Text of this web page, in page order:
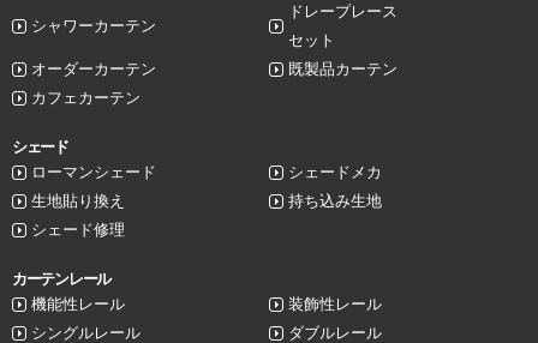
シャワーカーテン
ドレープレース
セット
オーダーカーテン
既製品カーテン
カフェカーテン
シェード
ローマンシェード
シェードメカ
生地貼り換え
持ち込み生地
シェード修理
カーテンレール
機能性レール
装飾性レール
シングルレール
ダブルレール